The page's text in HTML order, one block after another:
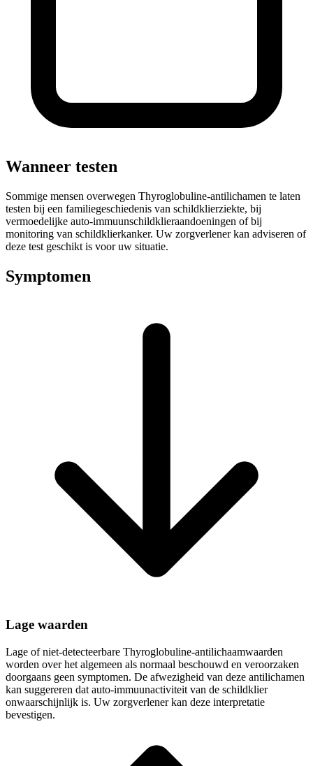
Wanneer testen
Sommige mensen overwegen Thyroglobuline-antilichamen te laten
testen bij een familiegeschiedenis van schildklierziekte, bij
vermoedelijke auto-immuunschildklieraandoeningen of bij
monitoring van schildklierkanker. Uw zorgverlener kan adviseren of
deze test geschikt is voor uw situatie.
Symptomen
Lage waarden
Lage of niet-detecteerbare Thyroglobuline-antilichaamwaarden
worden over het algemeen als normaal beschouwd en veroorzaken
doorgaans geen symptomen. De afwezigheid van deze antilichamen
kan suggereren dat auto-immuunactiviteit van de schildklier
onwaarschijnlijk is. Uw zorgverlener kan deze interpretatie
bevestigen.